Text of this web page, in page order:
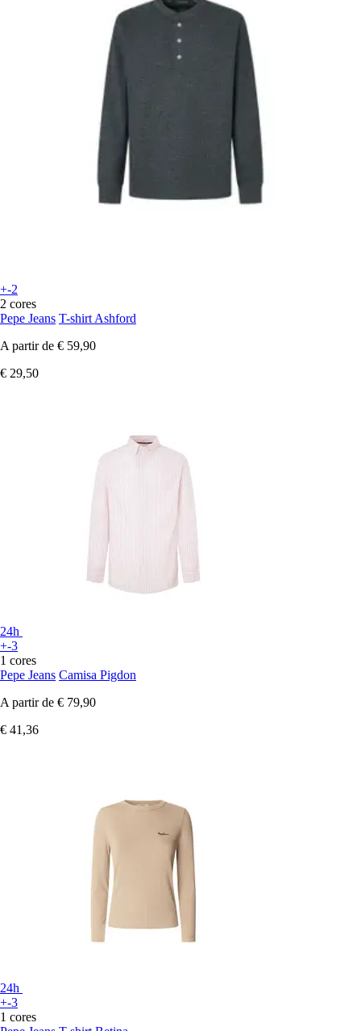
+-2
2 cores
Pepe Jeans T-shirt Ashford
A partir de € 59,90
€ 29,50
24h
+-3
1 cores
Pepe Jeans Camisa Pigdon
A partir de € 79,90
€ 41,36
24h
+-3
1 cores